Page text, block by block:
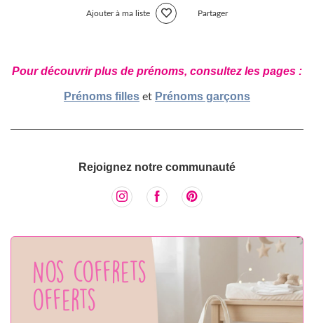
Ajouter à ma liste Partager
Pour découvrir plus de prénoms, consultez les pages :
Prénoms filles et Prénoms garçons
Rejoignez notre communauté
Nos coffrets
offerts